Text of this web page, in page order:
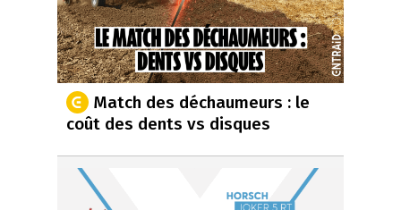
Match des déchaumeurs : le
coût des dents vs disques